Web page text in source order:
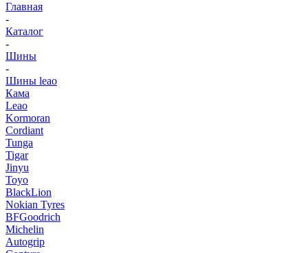
Главная
-
Каталог
-
Шины
-
Шины leao
Кама
Leao
Kormoran
Cordiant
Tunga
Tigar
Jinyu
Toyo
BlackLion
Nokian Tyres
BFGoodrich
Michelin
Autogrip